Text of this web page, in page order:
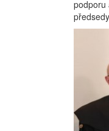
podporu